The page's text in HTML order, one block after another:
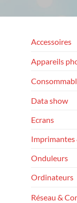
Accessoires
Appareils
Data show
Ecrans
Imprimantes
Onduleurs
Ordinateurs
Réseau &